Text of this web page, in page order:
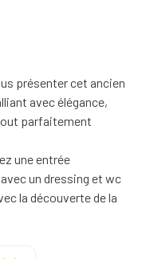
présenter cet ancien
avec élégance,
parfaitement
une entrée
un dressing et wc
la découverte de la